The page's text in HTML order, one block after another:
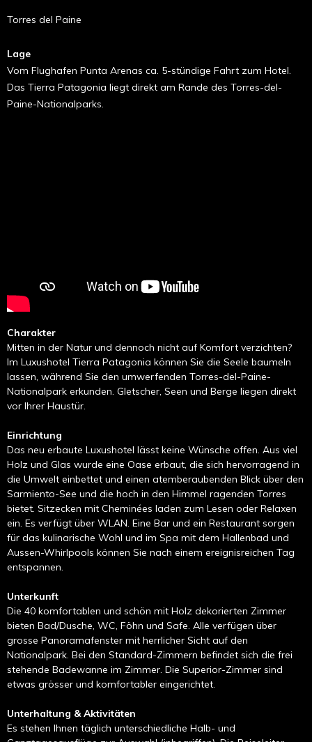
Torres del Paine
Lage
Vom Flughafen Punta Arenas ca. 5-stündige Fahrt zum Hotel.
Das Tierra Patagonia liegt direkt am Rande des Torres-del-
Paine-Nationalparks.
Charakter
Mitten in der Natur und dennoch nicht auf Komfort verzichten?
Im Luxushotel Tierra Patagonia können Sie die Seele baumeln
lassen, während Sie den umwerfenden Torres-del-Paine-
Nationalpark erkunden. Gletscher, Seen und Berge liegen direkt
vor Ihrer Haustür.
Einrichtung
Das neu erbaute Luxushotel lässt keine Wünsche offen. Aus viel
Holz und Glas wurde eine Oase erbaut, die sich hervorragend in
die Umwelt einbettet und einen atemberaubenden Blick über den
Sarmiento-See und die hoch in den Himmel ragenden Torres
bietet. Sitzecken mit Cheminées laden zum Lesen oder Relaxen
ein. Es verfügt über WLAN. Eine Bar und ein Restaurant sorgen
für das kulinarische Wohl und im Spa mit dem Hallenbad und
Aussen-Whirlpools können Sie nach einem ereignisreichen Tag
entspannen.
Unterkunft
Die 40 komfortablen und schön mit Holz dekorierten Zimmer
bieten Bad/Dusche, WC, Föhn und Safe. Alle verfügen über
grosse Panoramafenster mit herrlicher Sicht auf den
Nationalpark. Bei den Standard-Zimmern befindet sich die frei
stehende Badewanne im Zimmer. Die Superior-Zimmer sind
etwas grösser und komfortabler eingerichtet.
Unterhaltung & Aktivitäten
Es stehen Ihnen täglich unterschiedliche Halb- und